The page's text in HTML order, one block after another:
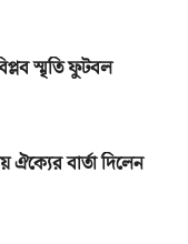
স্মৃতি ফুটবল
ঐক্যের বার্তা দিলেন